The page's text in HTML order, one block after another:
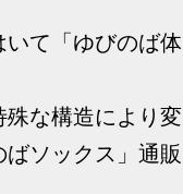
て「ゆびのば体
殊な構造により変
ソックス」通販